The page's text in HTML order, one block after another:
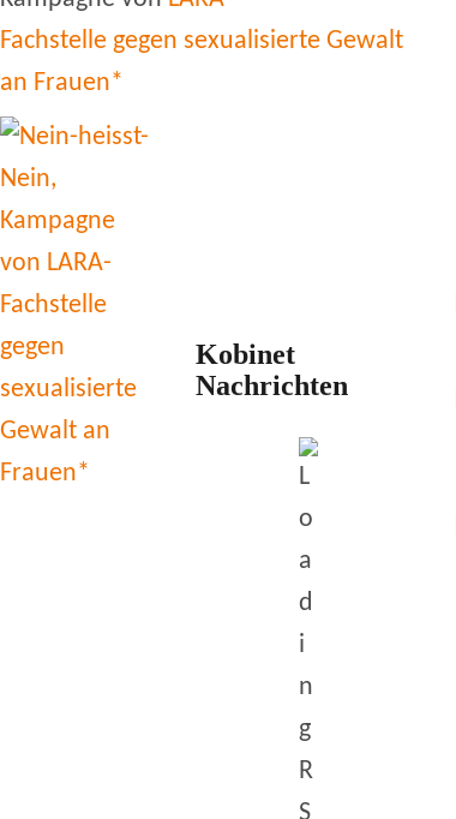
Fachstelle gegen sexualisierte Gewalt
an Frauen*
Kobinet
Nachrichten